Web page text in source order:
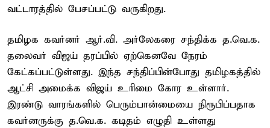
வட்டாரத்தில் பேசப்பட்டு வருகிறது.
தமிழக கவர்னர் ஆர்.வி. அர்லேகரை சந்திக்க த.வெ.க.
தலைவர் விஜய் தரப்பில் ஏற்கெனவே நேரம்
கேட்கப்பட்டுள்ளது. இந்த சந்திப்பின்போது தமிழகத்தில்
ஆட்சி அமைக்க விஜய் உரிமை கோர உள்ளார்.
இரண்டு வாரங்களில் பெரும்பான்மையை நிரூபிப்பதாக
கவர்னருக்கு த.வெ.க. கடிதம் எழுதி உள்ளது